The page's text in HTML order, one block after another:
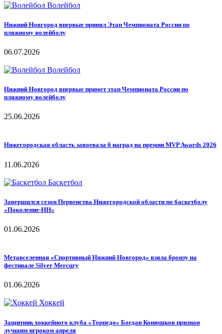
Волейбол
Нижний Новгород впервые принял Этап Чемпионата России по
пляжному волейболу
06.07.2026
Волейбол
Нижний Новгород впервые примет этап Чемпионата России по
пляжному волейболу
25.06.2026
Нижегородская область завоевала 6 наград на премии MVP Awards 2026
11.06.2026
Баскетбол
Завершился сезон Первенства Нижегородской области по баскетболу
«Поколение-НН»
01.06.2026
Метавселенная «Спортивный Нижний Новгород» взяла бронзу на
фестивале Silver Mercury
01.06.2026
Хоккей
Защитник хоккейного клуба «Торпедо» Богдан Конюшков признан
лучшим игроком апреля